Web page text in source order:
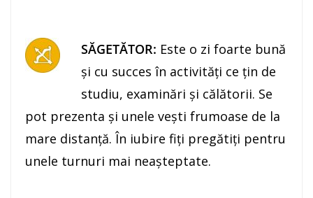
SĂGETĂTOR: Este o zi foarte bună
şi cu succes în activităţi ce ţin de
studiu, examinări şi călătorii. Se
pot prezenta şi unele veşti frumoase de la
mare distanţă. În iubire fiţi pregătiţi pentru
unele turnuri mai neaşteptate.